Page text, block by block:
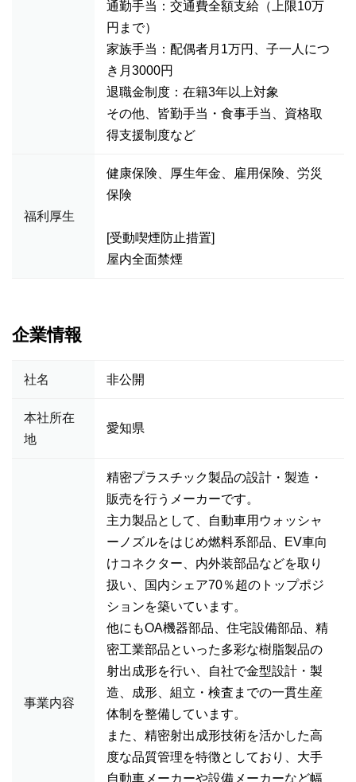
通勤手当：交通費全額支給（上限10万
円まで）
家族手当：配偶者月1万円、子一人につ
き月3000円
退職金制度：在籍3年以上対象
その他、皆勤手当・食事手当、資格取
得支援制度など
福利厚生
健康保険、厚生年金、雇用保険、労災
保険
[受動喫煙防止措置]
屋内全面禁煙
企業情報
社名 非公開
本社所在
地
愛知県
事業内容
精密プラスチック製品の設計・製造・
販売を行うメーカーです。
主力製品として、自動車用ウォッシャ
ーノズルをはじめ燃料系部品、EV車向
けコネクター、内外装部品などを取り
扱い、国内シェア70％超のトップポジ
ションを築いています。
他にもOA機器部品、住宅設備部品、精
密工業部品といった多彩な樹脂製品の
射出成形を行い、自社で金型設計・製
造、成形、組立・検査までの一貫生産
体制を整備しています。
また、精密射出成形技術を活かした高
度な品質管理を特徴としており、大手
自動車メーカーや設備メーカーなど幅